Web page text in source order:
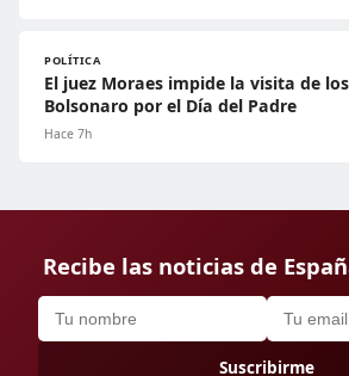
POLÍTICA
El juez Moraes impide la visita de
Bolsonaro por el Día del Padre
Hace 7h
Recibe las noticias de
Suscribirme